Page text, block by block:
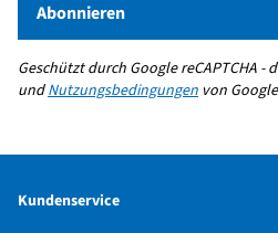
Abonnieren
Geschützt durch Google reCAPTCHA -
undNutzungsbedingungen von
Kundenservice